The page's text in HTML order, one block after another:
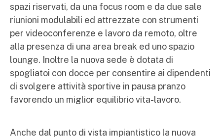
spazi riservati, da una focus room e da due sale
riunioni modulabili ed attrezzate con strumenti
per videoconferenze e lavoro da remoto, oltre
alla presenza di una area break ed uno spazio
lounge. Inoltre la nuova sede è dotata di
spogliatoi con docce per consentire ai dipendenti
di svolgere attività sportive in pausa pranzo
favorendo un miglior equilibrio vita-lavoro.
Anche dal punto di vista impiantistico la nuova